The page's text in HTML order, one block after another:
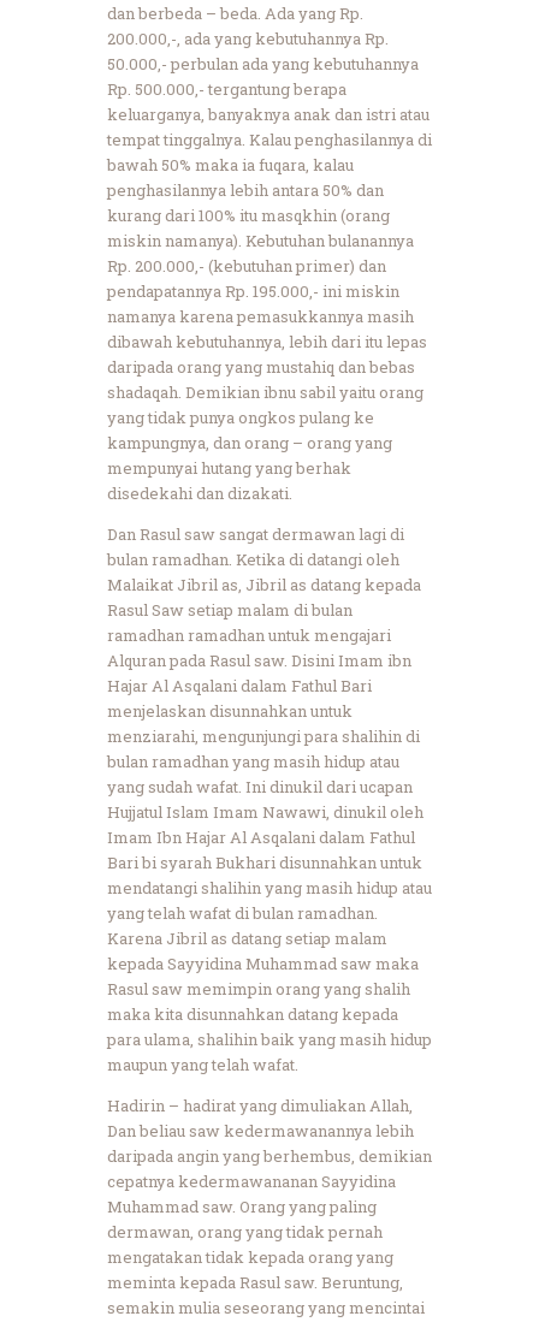
dan berbeda – beda. Ada yang Rp.
200.000,-, ada yang kebutuhannya Rp.
50.000,- perbulan ada yang kebutuhannya
Rp. 500.000,- tergantung berapa
keluarganya, banyaknya anak dan istri atau
tempat tinggalnya. Kalau penghasilannya di
bawah 50% maka ia fuqara, kalau
penghasilannya lebih antara 50% dan
kurang dari 100% itu masqkhin (orang
miskin namanya). Kebutuhan bulanannya
Rp. 200.000,- (kebutuhan primer) dan
pendapatannya Rp. 195.000,- ini miskin
namanya karena pemasukkannya masih
dibawah kebutuhannya, lebih dari itu lepas
daripada orang yang mustahiq dan bebas
shadaqah. Demikian ibnu sabil yaitu orang
yang tidak punya ongkos pulang ke
kampungnya, dan orang – orang yang
mempunyai hutang yang berhak
disedekahi dan dizakati.
Dan Rasul saw sangat dermawan lagi di
bulan ramadhan. Ketika di datangi oleh
Malaikat Jibril as, Jibril as datang kepada
Rasul Saw setiap malam di bulan
ramadhan ramadhan untuk mengajari
Alquran pada Rasul saw. Disini Imam ibn
Hajar Al Asqalani dalam Fathul Bari
menjelaskan disunnahkan untuk
menziarahi, mengunjungi para shalihin di
bulan ramadhan yang masih hidup atau
yang sudah wafat. Ini dinukil dari ucapan
Hujjatul Islam Imam Nawawi, dinukil oleh
Imam Ibn Hajar Al Asqalani dalam Fathul
Bari bi syarah Bukhari disunnahkan untuk
mendatangi shalihin yang masih hidup atau
yang telah wafat di bulan ramadhan.
Karena Jibril as datang setiap malam
kepada Sayyidina Muhammad saw maka
Rasul saw memimpin orang yang shalih
maka kita disunnahkan datang kepada
para ulama, shalihin baik yang masih hidup
maupun yang telah wafat.
Hadirin – hadirat yang dimuliakan Allah,
Dan beliau saw kedermawanannya lebih
daripada angin yang berhembus, demikian
cepatnya kedermawananan Sayyidina
Muhammad saw. Orang yang paling
dermawan, orang yang tidak pernah
mengatakan tidak kepada orang yang
meminta kepada Rasul saw. Beruntung,
semakin mulia seseorang yang mencintai